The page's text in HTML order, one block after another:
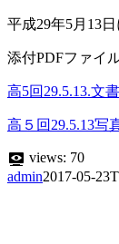
平成29年5月13
添付PDFファイ
高5回29.5.13.文書
高５回29.5.13写
views: 70
admin2017-05-